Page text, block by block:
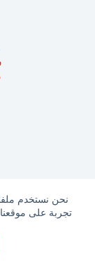
نحن نستخدم
تجربة على
جميع